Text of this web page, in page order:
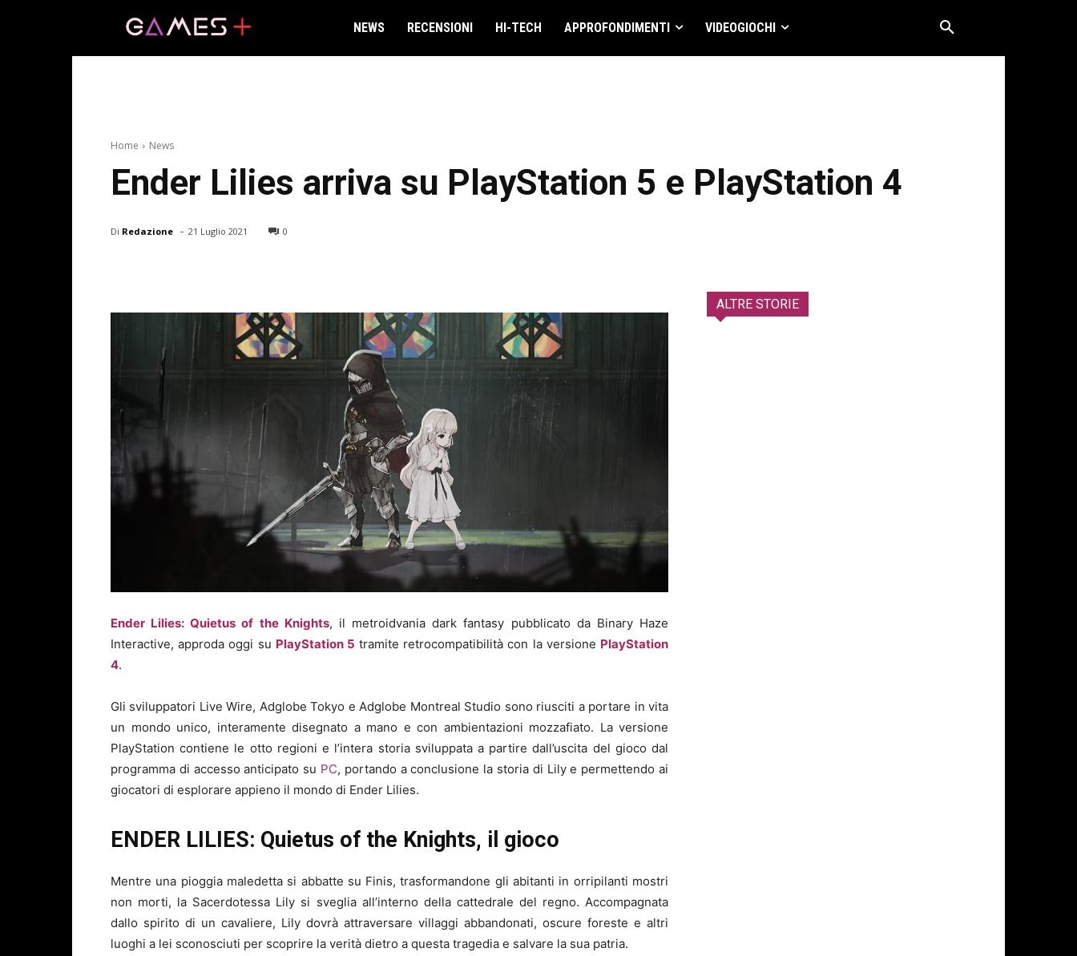
NEWS RECENSIONI HI-TECH APPROFONDIMENTI VIDEOGIOCHI
Home News
Ender Lilies arriva su PlayStation 5 e PlayStation 4
Di Redazione - 21 Luglio 2021 0
Ender Lilies: Quietus of the Knights, il metroidvania dark fantasy pubblicato da Binary Haze
Interactive, approda oggi su PlayStation 5 tramite retrocompatibilità con la versione PlayStation
4.
Gli sviluppatori Live Wire, Adglobe Tokyo e Adglobe Montreal Studio sono riusciti a portare in vita
un mondo unico, interamente disegnato a mano e con ambientazioni mozzafiato. La versione
PlayStation contiene le otto regioni e l’intera storia sviluppata a partire dall’uscita del gioco dal
programma di accesso anticipato su PC, portando a conclusione la storia di Lily e permettendo ai
giocatori di esplorare appieno il mondo di Ender Lilies.
ENDER LILIES: Quietus of the Knights, il gioco
Mentre una pioggia maledetta si abbatte su Finis, trasformandone gli abitanti in orripilanti mostri
non morti, la Sacerdotessa Lily si sveglia all’interno della cattedrale del regno. Accompagnata
dallo spirito di un cavaliere, Lily dovrà attraversare villaggi abbandonati, oscure foreste e altri
luoghi a lei sconosciuti per scoprire la verità dietro a questa tragedia e salvare la sua patria.
ALTRE STORIE